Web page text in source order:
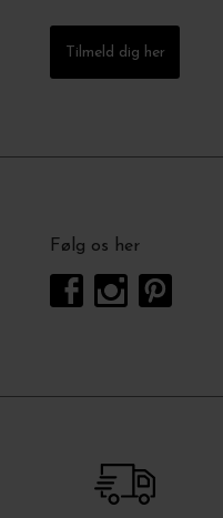
Tilmeld dig her
Følg os her